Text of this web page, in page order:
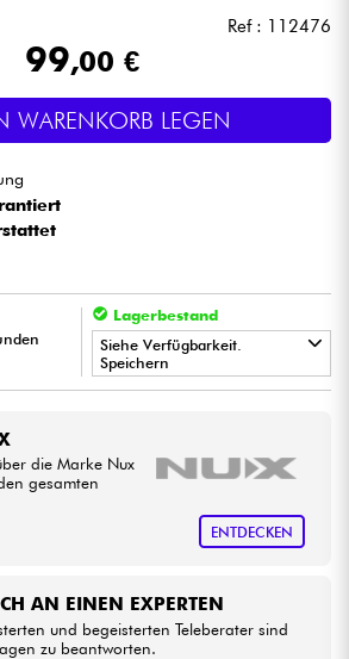
Sie sich unsere Marken an
Ref : 112476
99,00 €
WARENKORB LEGEN
Lagerbestand
Siehe Verfügbarkeit.
Speichern
• Star'S MusicBORDEAUX
LILLE
• Star'SMusicTOULOUSE
die Marke Nux
gesamten
ENTDECKEN
AN EINEN EXPERTEN
und begeisterten Teleberater sind
zu beantworten.